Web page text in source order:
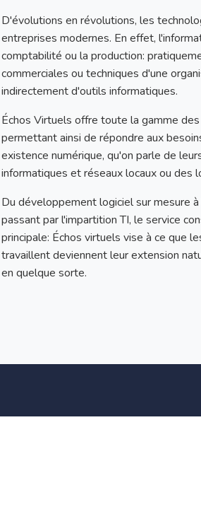
D'évolutions en révolutions, les
entreprises modernes. En effet,
comptabilité ou la production:
commerciales ou techniques d'une
indirectement d'outils informatiques.
Échos Virtuels offre toute la gamme
permettant ainsi de répondre aux
existence numérique, qu'on parle de
informatiques et réseaux locaux ou des
Du développement logiciel sur mesure
passant par l'impartition TI, le service
principale: Échos virtuels vise à ce que
travaillent deviennent leur extension
en quelque sorte.